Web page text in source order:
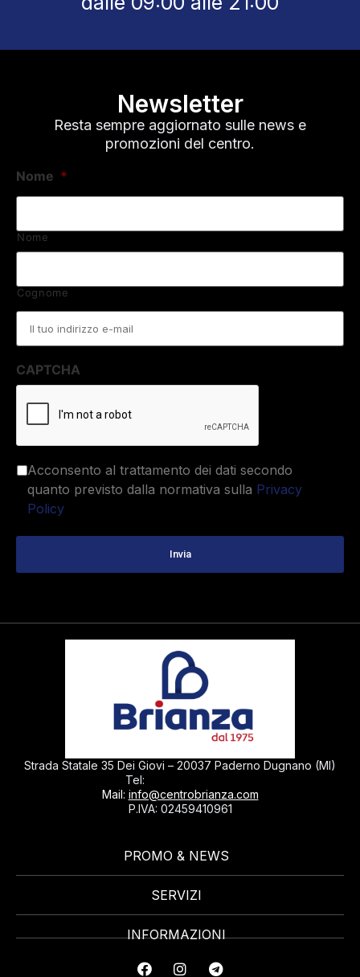
Newsletter
Resta sempre aggiornato sulle news e
promozioni del centro.
Nome *
Nome
Cognome
Email
CAPTCHA
Acconsento al trattamento dei dati secondo
quanto previsto dalla normativa sulla Privacy
Policy
Strada Statale 35 Dei Giovi – 20037 Paderno Dugnano (MI)
Tel:
Mail: info@centrobrianza.com
P.IVA: 02459410961
PROMO & NEWS
SERVIZI
INFORMAZIONI